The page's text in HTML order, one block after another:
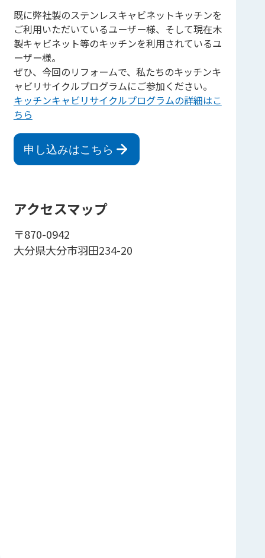
既に弊社製のステンレスキャビネットキッチンを
ご利用いただいているユーザー様、そして現在木
製キャビネット等のキッチンを利用されているユ
ーザー様。
ぜひ、今回のリフォームで、私たちのキッチンキ
ャビリサイクルプログラムにご参加ください。
キッチンキャビリサイクルプログラムの詳細はこ
ちら
申し込みはこちら
アクセスマップ
〒870-0942
大分県大分市羽田234-20